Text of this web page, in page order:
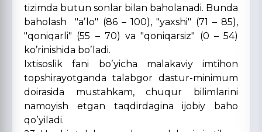
tizimda butun sonlar bilan baholanadi. Bunda
baholash "aʼlo" (86 – 100), "yaxshi" (71 – 85),
"qoniqarli" (55 – 70) va "qoniqarsiz" (0 – 54)
koʼrinishida boʼladi.
Ixtisoslik fani boʼyicha malakaviy imtihon
topshirayotganda talabgor dastur-minimum
doirasida mustahkam, chuqur bilimlarini
namoyish etgan taqdirdagina ijobiy baho
qoʼyiladi.